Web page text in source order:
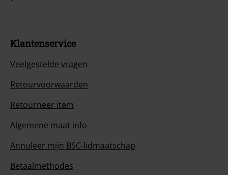
Klantenservice
Veelgestelde vragen
Retourvoorwaarden
Retourneer item
Algemene maat info
Annuleer mijn BSC-lidmaatschap
Betaalmethodes